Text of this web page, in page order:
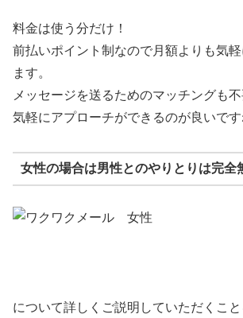
料金は使う分だけ！
前払いポイント制なので月額よりも気
ます。
メッセージを送るためのマッチングも
気軽にアプローチができるのが良いです
女性の場合は男性とのやりとりは完全
について詳しくご説明していただくこ